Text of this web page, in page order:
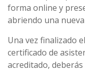
forma online y
abriendo una
Una vez finalizado
certificado de
acreditado,